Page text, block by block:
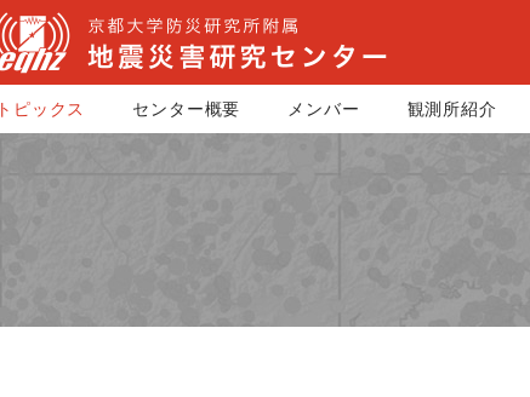
トピックス センター概要 メンバー 観測所紹介